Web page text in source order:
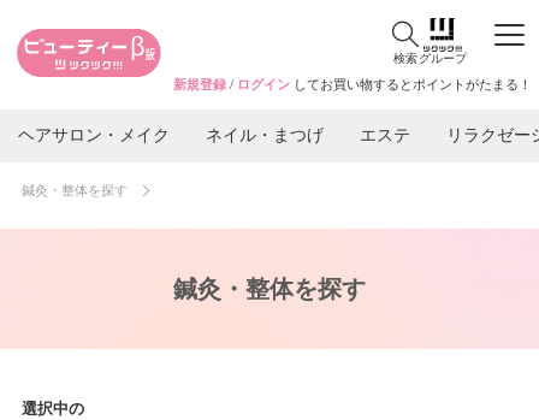
検索グループ
新規登録 / ログイン してお買い物するとポイントがたまる！
ヘアサロン・メイク ネイル・まつげ エステ リラクゼー
鍼灸・整体を探す
鍼灸・整体を探す
選択中の